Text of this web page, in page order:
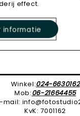
effect.
informatie
Winkel:024-6630162
Mob:06-21664455
mail:
KvK: 7001162